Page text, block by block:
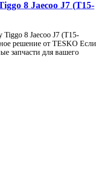
8 Jaecoo J7 (T15-
8 Jaecoo J7 (T15-
решение от TESKO Если
запчасти для вашего